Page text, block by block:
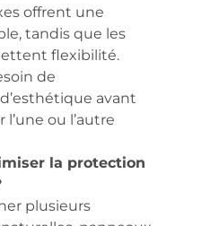
offrent une
tandis que les
flexibilité.
de
avant
ou l’autre
la protection
plusieurs